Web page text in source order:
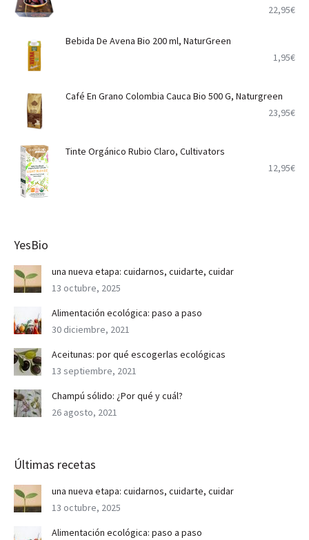
22,95€
Bebida De Avena Bio 200 ml, NaturGreen
1,95€
Café En Grano Colombia Cauca Bio 500 G, Naturgreen
23,95€
Tinte Orgánico Rubio Claro, Cultivators
12,95€
YesBio
una nueva etapa: cuidarnos, cuidarte, cuidar
13 octubre, 2025
Alimentación ecológica: paso a paso
30 diciembre, 2021
Aceitunas: por qué escogerlas ecológicas
13 septiembre, 2021
Champú sólido: ¿Por qué y cuál?
26 agosto, 2021
Últimas recetas
una nueva etapa: cuidarnos, cuidarte, cuidar
13 octubre, 2025
Alimentación ecológica: paso a paso